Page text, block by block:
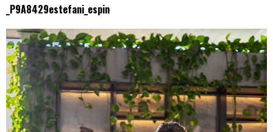
Alexandra Bedoya – La Constancia detrás de La Paletería
El Despertar de la Calidez: Acabados Dorados de FV para Elevar tu Espacio
_P9A8429estefani_espin